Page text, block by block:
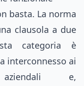
basta. La norma
clausola a due
categoria è
interconnesso ai
e,